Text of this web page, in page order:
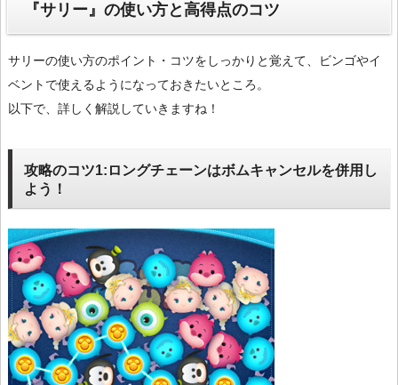
『サリー』の使い方と高得点のコツ
サリーの使い方のポイント・コツをしっかりと覚えて、ビンゴやイ
ベントで使えるようになっておきたいところ。
以下で、詳しく解説していきますね！
攻略のコツ1:ロングチェーンはボムキャンセルを併用し
よう！